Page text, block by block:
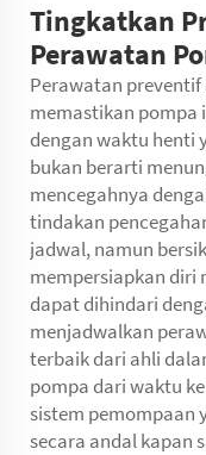
Tingkatkan
Perawatan
Perawatan
memastikan pompa
dengan waktu henti
bukan berarti
mencegahnya
tindakan
jadwal, namun
mempersiapkan diri
dapat dihindari
menjadwalkan
terbaik dari ahli
pompa dari waktu
sistem pemompaan
secara andal kapan